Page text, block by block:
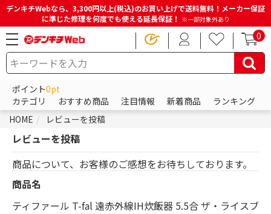
デンキチWebなら、3,300円以上(税込)のお買い上げで送料無料！メーカー保証
に準じた修理を何度でも使える延長保証！ ※一部対象外あり
0
ポイント0pt
カテゴリ
おすすめ商品 注目情報 新着商品
ランキング
HOME
レビューを投稿
レビューを投稿
商品について、お客様のご感想をお待ちしております。
商品名
ティファール T-fal 遠赤外線IH炊飯器 5.5合 ザ・ライスブ